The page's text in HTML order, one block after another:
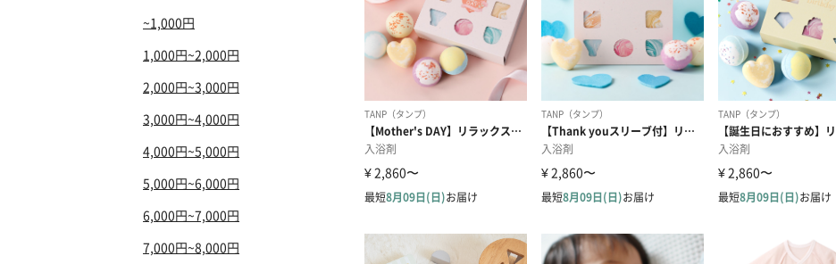
~1,000円
1,000円~2,000円
2,000円~3,000円
3,000円~4,000円
4,000円~5,000円
5,000円~6,000円
6,000円~7,000円
7,000円~8,000円